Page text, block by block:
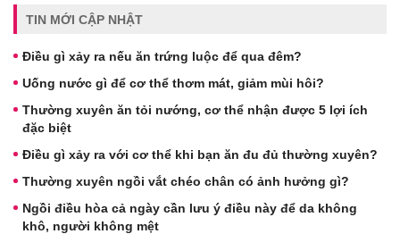
TIN MỚI CẬP NHẬT
Điều gì xảy ra nếu ăn trứng luộc để qua đêm?
Uống nước gì để cơ thể thơm mát, giảm mùi hôi?
Thường xuyên ăn tỏi nướng, cơ thể nhận được 5 lợi ích
đặc biệt
Điều gì xảy ra với cơ thể khi bạn ăn đu đủ thường xuyên?
Thường xuyên ngồi vắt chéo chân có ảnh hưởng gì?
Ngồi điều hòa cả ngày cần lưu ý điều này để da không
khô, người không mệt